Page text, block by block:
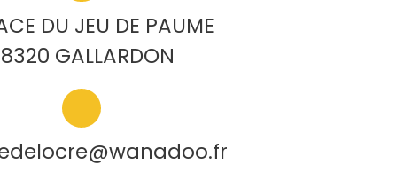
DU JEU DE PAUME
GALLARDON